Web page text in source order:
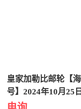
皇家加勒比邮轮【
号】2024年10月25
09日/11月27日上海